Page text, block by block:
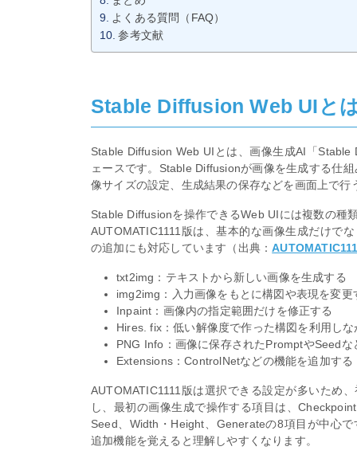
よくある質問（FAQ）
参考文献
Stable Diffusion Web UIと
Stable Diffusion Web UIとは、画像生成AI「
ェースです。Stable Diffusionが画像を生成する仕
像サイズの設定、生成結果の保存などを画面上で
Stable Diffusionを操作できるWeb UIには複数の種
AUTOMATIC1111版は、基本的な画像生成だけで
の追加にも対応しています（出典：
txt2img：テキストから新しい画像を生成する
img2img：入力画像をもとに構図や表現を変更
Inpaint：画像内の指定範囲だけを修正する
Hires. fix：低い解像度で作った構図を利用し
PNG Info：画像に保存されたPromptやSeedな
Extensions：ControlNetなどの機能を追加する
AUTOMATIC1111版は選択できる設定が多いため
し、最初の画像生成で操作する項目は、
Seed、Width・Height、Generateの8項目が中心
追加機能を覚えると理解しやすくなります。